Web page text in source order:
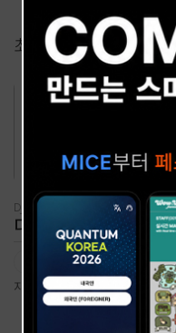
최근 후기
DJ(디제잉)
디제이지니 (DJ Jini)
행사 후기 ★ 5